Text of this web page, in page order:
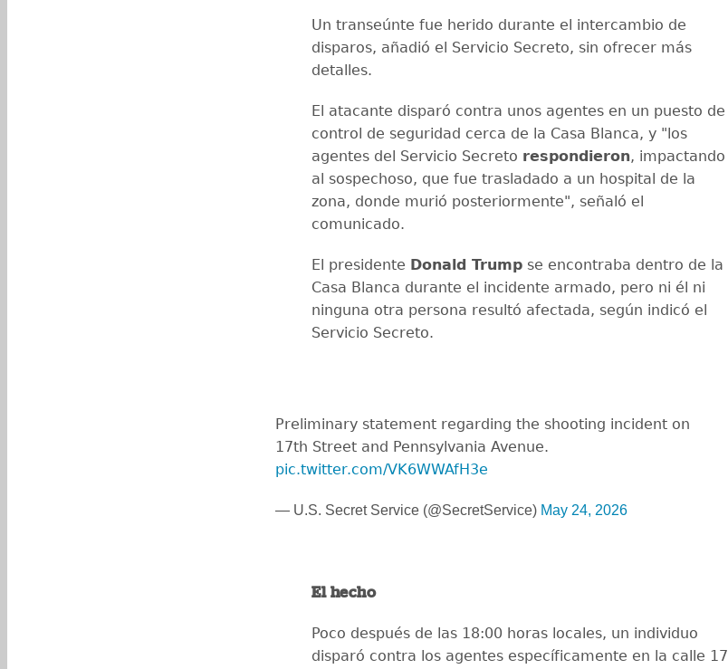
Un transeúnte fue herido durante el intercambio de
disparos, añadió el Servicio Secreto, sin ofrecer más
detalles.
El atacante disparó contra unos agentes en un puesto de
control de seguridad cerca de la Casa Blanca, y "los
agentes del Servicio Secreto respondieron, impactando
al sospechoso, que fue trasladado a un hospital de la
zona, donde murió posteriormente", señaló el
comunicado.
El presidente Donald Trump se encontraba dentro de la
Casa Blanca durante el incidente armado, pero ni él ni
ninguna otra persona resultó afectada, según indicó el
Servicio Secreto.
Preliminary statement regarding the shooting incident on
17th Street and Pennsylvania Avenue.
pic.twitter.com/VK6WWAfH3e
— U.S. Secret Service (@SecretService) May 24, 2026
El hecho
Poco después de las 18:00 horas locales, un individuo
disparó contra los agentes específicamente en la calle 17